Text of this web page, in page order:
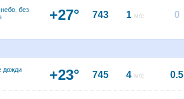
без
+27° 743 1 м/с 0
дожди +23° 745 4 м/с 0.5